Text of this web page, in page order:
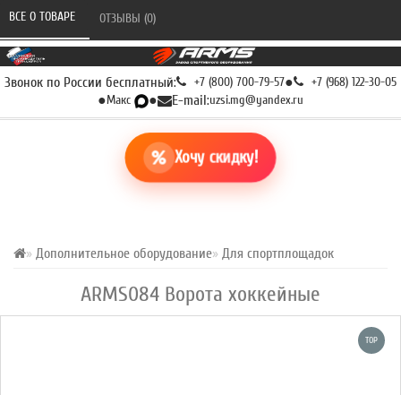
Звонок по России бесплатный: +7 (800) 700-79-57● +7 (968) 122-30-05
●Макс ● E-mail:uzsi.mg@yandex.ru
Хочу скидку!
Дополнительное оборудование Для спортплощадок
ARMS084 Ворота хоккейные
ВСЕ О ТОВАРЕ ОТЗЫВЫ (0)
TOP